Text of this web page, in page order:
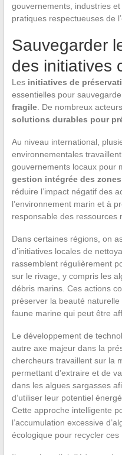
gouvernements, industries
pratiques respectueuses de
Sauvegarder
des initiatives
Les initiatives de
essentielles pour
fragile. De nombreux
solutions durables pour
Au niveau international,
environnementales
gouvernements locaux pour
gestion intégrée des
réduire l’impact négatif des
l’environnement marin et à
responsable des ressources
Dans certaines régions, on
d’initiatives locales de
rassemblent régulièrement
sur le rivage, y compris les
débris marins. Ces actions
préserver la beauté
faune marine qui peut être
Le développement de
autre axe majeur dans la
chercheurs travaillent sur la
permettant d’extraire et de
dans les algues sargasses
d’utiliser leur potentiel
Cette approche intelligente
l’accumulation excessive
écologique pour recycler ces